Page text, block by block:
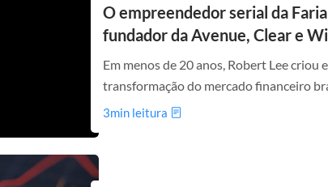
3min leitura
O empreendedor serial da
fundador da Avenue, Clear e
Em menos de 20 anos, Robert Lee
transformação do mercado financeiro